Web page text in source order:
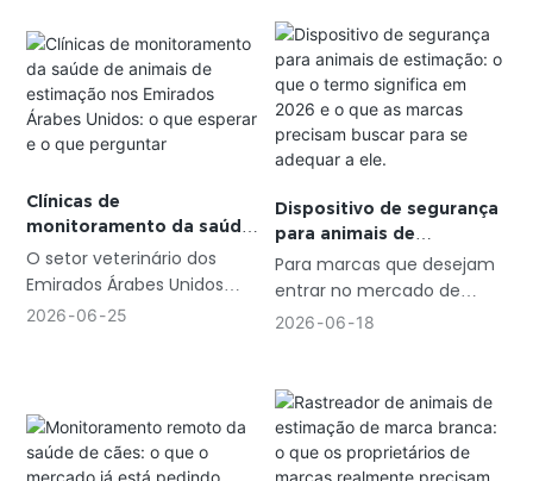
marcas que souberem
aproveitar essa
oportunidade deverão
obter grande sucesso nos
próximos anos.
parte da família, os clientes
buscam os mesmos
produtos para seus
companheiros peludos.
Clínicas de
monitoramento da saúde
de animais de estimação
nos Emirados Árabes
que perguntar
O setor veterinário dos
Emirados Árabes Unidos
está passando por uma
veterinários no Oriente
Médio atingirá US$ 750
milhões em 2024, com
2026 06 25
Dispositivo de segurança
para animais de
estimação: o que o termo
significa em 2026 e o ​​que
buscar para se adequar a
Para marcas que desejam
entrar no mercado de
produtos para saúde
dispositivos é o aspecto
mais importante. Essa
decisão de produto pode
ter consequências diretas
2026 06 18